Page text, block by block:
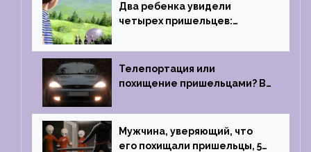
Два ребенка увидели
четырех пришельцев:
1967 году
Телепортация или
похищение пришельцами? В
случай произошел с семьей
из Аргентины
Мужчина, уверяющий, что
его похищали пришельцы, 5